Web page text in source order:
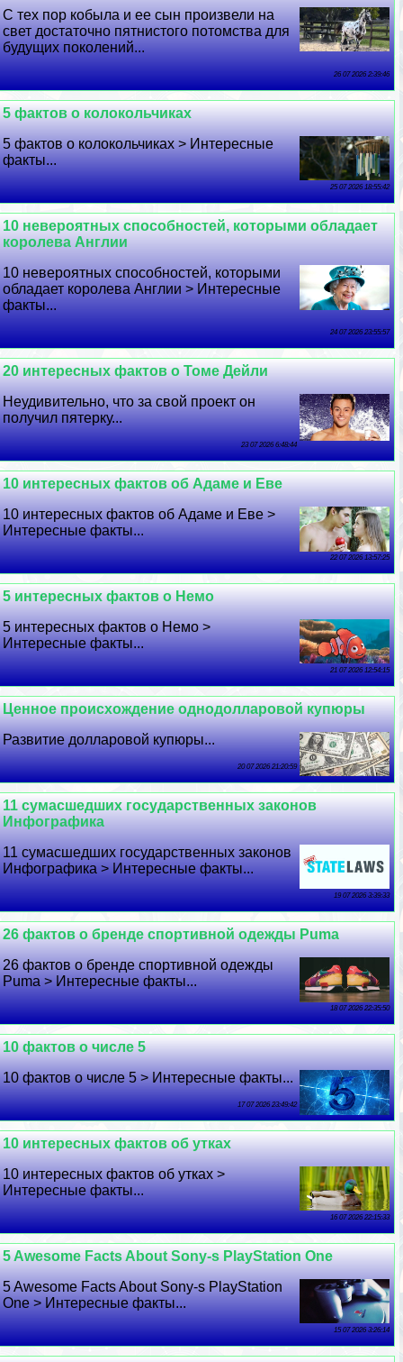
С тех пор кобыла и ее сын произвели на
свет достаточно пятнистого потомства для
будущих поколений...
26 07 2026 2:39:46
5 фактов о колокольчиках
5 фактов о колокольчиках > Интересные
факты...
25 07 2026 18:55:42
10 невероятных способностей, которыми обладает
королева Англии
10 невероятных способностей, которыми
обладает королева Англии > Интересные
факты...
24 07 2026 23:55:57
20 интересных фактов о Томе Дейли
Неудивительно, что за свой проект он
получил пятерку...
23 07 2026 6:48:44
10 интересных фактов об Адаме и Еве
10 интересных фактов об Адаме и Еве >
Интересные факты...
22 07 2026 13:57:25
5 интересных фактов о Немо
5 интересных фактов о Немо >
Интересные факты...
21 07 2026 12:54:15
Ценное происхождение однодолларовой купюры
Развитие долларовой купюры...
20 07 2026 21:20:59
11 cyмacшедших государственных законов
Инфографика
11 cyмacшедших государственных законов
Инфографика > Интересные факты...
19 07 2026 3:39:33
26 фактов о бренде спортивной одежды Puma
26 фактов о бренде спортивной одежды
Puma > Интересные факты...
18 07 2026 22:35:50
10 фактов о числе 5
10 фактов о числе 5 > Интересные факты...
17 07 2026 23:49:42
10 интересных фактов об утках
10 интересных фактов об утках >
Интересные факты...
16 07 2026 22:15:33
5 Awesome Facts About Sony-s PlayStation One
5 Awesome Facts About Sony-s PlayStation
One > Интересные факты...
15 07 2026 3:26:14